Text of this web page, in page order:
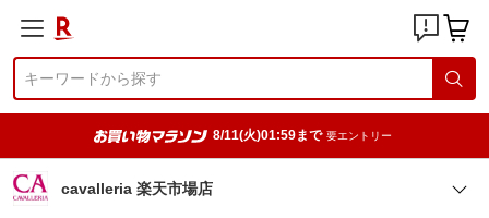
8/11(火)01:59まで 要エントリー
cavalleria 楽天市場店